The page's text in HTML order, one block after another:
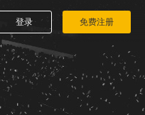
登录 免费注册